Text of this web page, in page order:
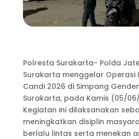
Polresta Surakarta- Polda
Surakarta menggelar Operasi
Candi 2026 di Simpang
Surakarta, pada Kamis (05/
Kegiatan ini dilaksanakan
meningkatkan disiplin
berlalu lintas serta menekan